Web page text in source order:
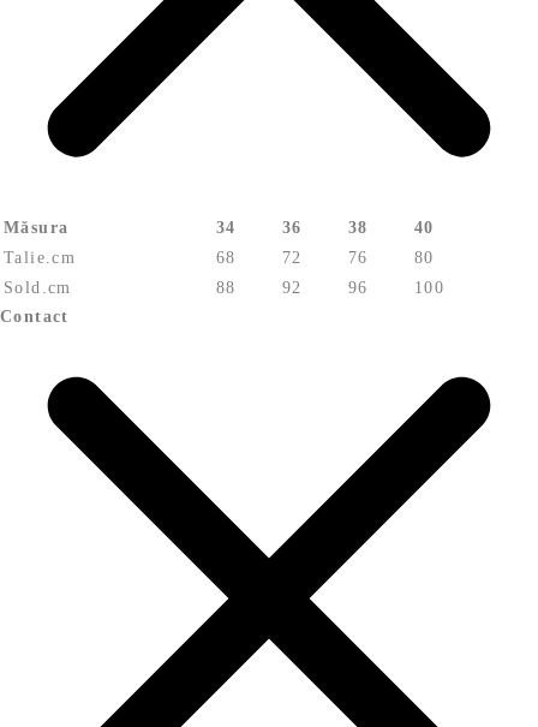
Măsura 34 36 38
40
Talie.cm
68 72 76
80
Sold.cm
88 92 96
100
Contact